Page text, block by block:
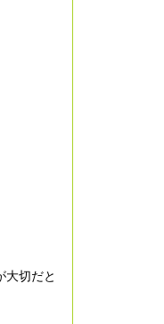
切だと